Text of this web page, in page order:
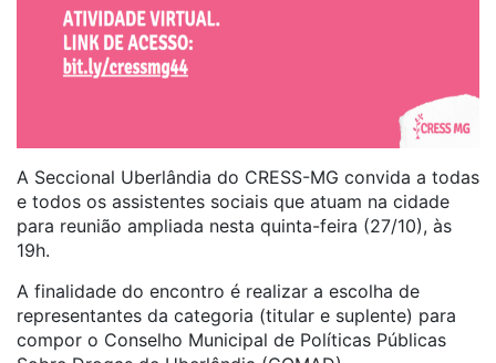
A Seccional Uberlândia do CRESS-MG convida a todas
e todos os assistentes sociais que atuam na cidade
para reunião ampliada nesta quinta-feira (27/10), às
19h.
A finalidade do encontro é realizar a escolha de
representantes da categoria (titular e suplente) para
compor o Conselho Municipal de Políticas Públicas